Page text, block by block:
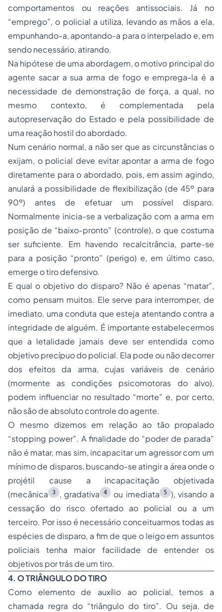
comportamentos ou reações antissociais. Já no
“emprego”, o policial a utiliza, levando as mãos a ela,
empunhando-a, apontando-a para o interpelado e, em
sendo necessário, atirando.
Na hipótese de uma abordagem, o motivo principal do
agente sacar a sua arma de fogo e emprega-la é a
necessidade de demonstração de força, a qual, no
mesmo contexto, é complementada pela
autopreservação do Estado e pela possibilidade de
uma reação hostil do abordado.
Num cenário normal, a não ser que as circunstâncias o
exijam, o policial deve evitar apontar a arma de fogo
diretamente para o abordado, pois, em assim agindo,
anulará a possibilidade de flexibilização (de 45º para
90º) antes de efetuar um possível disparo.
Normalmente inicia-se a verbalização com a arma em
posição de “baixo-pronto” (controle), o que costuma
ser suficiente. Em havendo recalcitrância, parte-se
para a posição “pronto” (perigo) e, em último caso,
emerge o tiro defensivo.
E qual o objetivo do disparo? Não é apenas “matar”,
como pensam muitos. Ele serve para interromper, de
imediato, uma conduta que esteja atentando contra a
integridade de alguém. É importante estabelecermos
que a letalidade jamais deve ser entendida como
objetivo precípuo do policial. Ela pode ou não decorrer
dos efeitos da arma, cujas variáveis de cenário
(mormente as condições psicomotoras do alvo),
podem influenciar no resultado “morte” e, por certo,
não são de absoluto controle do agente.
O mesmo dizemos em relação ao tão propalado
“stopping power”. A finalidade do “poder de parada”
não é matar, mas sim, incapacitar um agressor com um
mínimo de disparos, buscando-se atingir a área onde o
projétil cause a incapacitação objetivada
(mecânica
3 , gradativa 4 ou imediata 5 ), visando a
cessação do risco ofertado ao policial ou a um
terceiro. Por isso é necessário conceituarmos todas as
espécies de disparo, a fim de que o leigo em assuntos
policiais tenha maior facilidade de entender os
objetivos por trás de um tiro.
4. O TRIÂNGULO DO TIRO
Como elemento de auxílio ao policial, temos a
chamada regra do “triângulo do tiro”. Ou seja, de